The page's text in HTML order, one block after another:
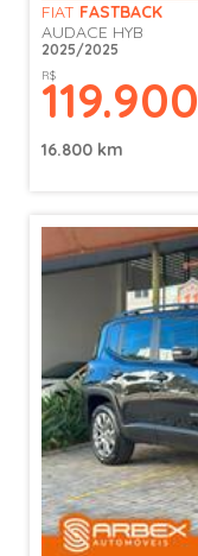
FIAT FASTBACK
AUDACE HYB
2025/2025
R$
119.900
16.800 km